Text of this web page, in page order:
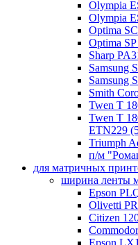
Olympia
Olympia
Optima
Optima SP
Sharp
Samsung
Samsung
Smith
Twen T
Twen T
ETN229
Triumph
п/м
для матричных
ширина ленты
Epson
Olivetti
Citizen